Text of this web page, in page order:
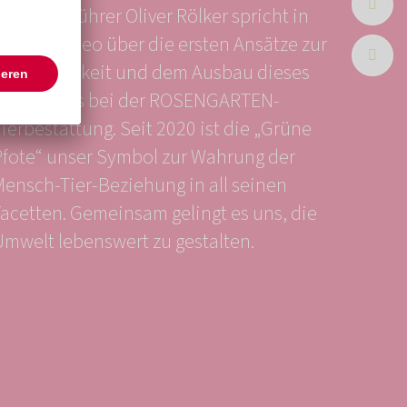
Oliver Rölker spricht in
Video über die ersten Ansätze zur
und dem Ausbau dieses
bei der ROSENGARTEN-
Seit 2020 ist die „Grüne
unser Symbol zur Wahrung der
Tier-Beziehung in all seinen
Gemeinsam gelingt es uns, die
lebenswert zu gestalten.